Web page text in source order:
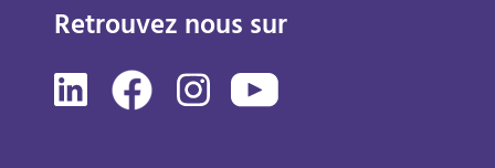
Retrouvez nous sur